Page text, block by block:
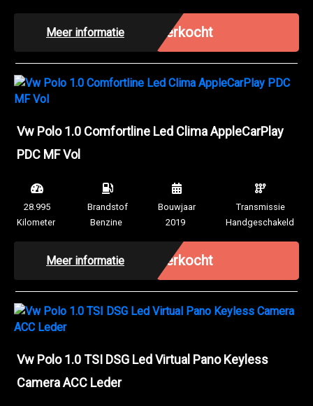
Meer informatie Verkocht
Vw Polo 1.0 Comfortline Led Clima AppleCarPlay
PDC MF Vol
28.995
Kilometer
Brandstof
Benzine
Bouwjaar
2019
Transmissie
Handgeschakeld
Meer informatie Verkocht
Vw Polo 1.0 TSI DSG Led Virtual Pano Keyless
Camera ACC Leder